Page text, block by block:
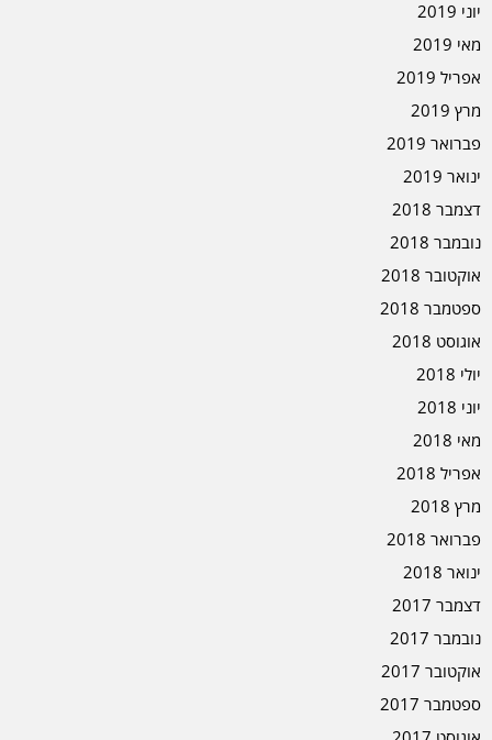
יוני 2019
מאי 2019
אפריל 2019
מרץ 2019
פברואר 2019
ינואר 2019
דצמבר 2018
נובמבר 2018
אוקטובר 2018
ספטמבר 2018
אוגוסט 2018
יולי 2018
יוני 2018
מאי 2018
אפריל 2018
מרץ 2018
פברואר 2018
ינואר 2018
דצמבר 2017
נובמבר 2017
אוקטובר 2017
ספטמבר 2017